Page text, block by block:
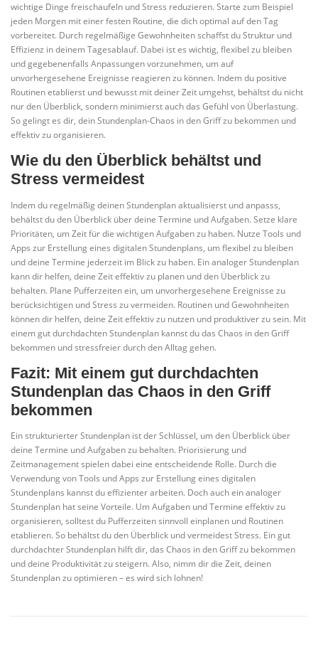
wichtige Dinge freischaufeln und Stress reduzieren. Starte zum Beispiel
jeden Morgen mit einer festen Routine, die dich optimal auf den Tag
vorbereitet. Durch regelmäßige Gewohnheiten schaffst du Struktur und
Effizienz in deinem Tagesablauf. Dabei ist es wichtig, flexibel zu bleiben
und gegebenenfalls Anpassungen vorzunehmen, um auf
unvorhergesehene Ereignisse reagieren zu können. Indem du positive
Routinen etablierst und bewusst mit deiner Zeit umgehst, behältst du nicht
nur den Überblick, sondern minimierst auch das Gefühl von Überlastung.
So gelingt es dir, dein Stundenplan-Chaos in den Griff zu bekommen und
effektiv zu organisieren.
Wie du den Überblick behältst und
Stress vermeidest
Indem du regelmäßig deinen Stundenplan aktualisierst und anpasss,
behältst du den Überblick über deine Termine und Aufgaben. Setze klare
Prioritäten, um Zeit für die wichtigen Aufgaben zu haben. Nutze Tools und
Apps zur Erstellung eines digitalen Stundenplans, um flexibel zu bleiben
und deine Termine jederzeit im Blick zu haben. Ein analoger Stundenplan
kann dir helfen, deine Zeit effektiv zu planen und den Überblick zu
behalten. Plane Pufferzeiten ein, um unvorhergesehene Ereignisse zu
berücksichtigen und Stress zu vermeiden. Routinen und Gewohnheiten
können dir helfen, deine Zeit effektiv zu nutzen und produktiver zu sein. Mit
einem gut durchdachten Stundenplan kannst du das Chaos in den Griff
bekommen und stressfreier durch den Alltag gehen.
Fazit: Mit einem gut durchdachten
Stundenplan das Chaos in den Griff
bekommen
Ein strukturierter Stundenplan ist der Schlüssel, um den Überblick über
deine Termine und Aufgaben zu behalten. Priorisierung und
Zeitmanagement spielen dabei eine entscheidende Rolle. Durch die
Verwendung von Tools und Apps zur Erstellung eines digitalen
Stundenplans kannst du effizienter arbeiten. Doch auch ein analoger
Stundenplan hat seine Vorteile. Um Aufgaben und Termine effektiv zu
organisieren, solltest du Pufferzeiten sinnvoll einplanen und Routinen
etablieren. So behältst du den Überblick und vermeidest Stress. Ein gut
durchdachter Stundenplan hilft dir, das Chaos in den Griff zu bekommen
und deine Produktivität zu steigern. Also, nimm dir die Zeit, deinen
Stundenplan zu optimieren – es wird sich lohnen!